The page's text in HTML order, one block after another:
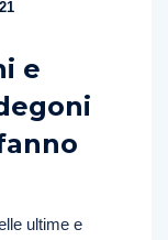
e
ultime e